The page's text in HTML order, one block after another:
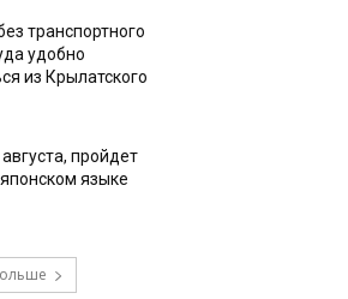
транспортного
удобно
из Крылатского
пройдет
языке